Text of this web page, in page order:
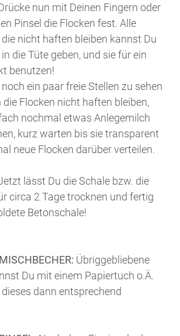
nun mit Deinen Fingern oder
Pinsel die Flocken fest. Alle
nicht haften bleiben kannst Du
die Tüte geben, und sie für ein
benutzen!
ein paar freie Stellen zu sehen
die Flocken nicht haften bleiben,
nochmal etwas Anlegemilch
kurz warten bis sie transparent
neue Flocken darüber verteilen.
lässt Du die Schale bzw. die
circa 2 Tage trocknen und fertig
Betonschale!
Übriggebliebene
Du mit einem Papiertuch o.Ä.
dann entsprechend